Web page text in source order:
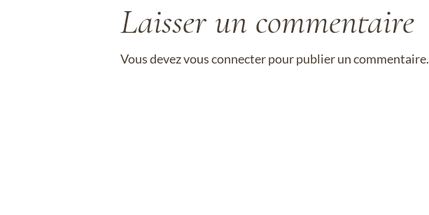
Laisser un commentaire
Vous devezvous connecterpour publier un commentaire.